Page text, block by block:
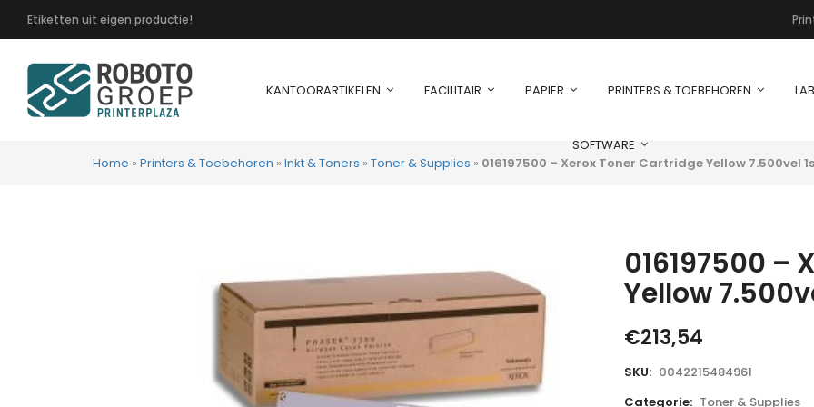
Etiketten uit eigen productie!
KANTOORARTIKELEN FACILITAIR PAPIER PRINTERS & TOEBEHOREN
SOFTWARE
Home » Printers & Toebehoren » Inkt & Toners » Toner & Supplies » 016197500 – Xerox Toner Cartridge Yellow 7.500vel
016197500 –
Yellow
€213,54
SKU: 0042215484961
Categorie: Toner & Supplies